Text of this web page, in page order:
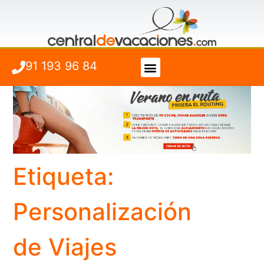
91 193 96 84
Etiqueta:
Personalización
de Viajes